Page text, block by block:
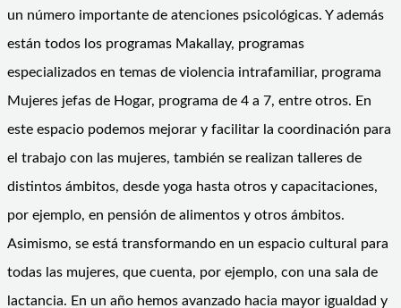
un número importante de atenciones psicológicas. Y además
están todos los programas Makallay, programas
especializados en temas de violencia intrafamiliar, programa
Mujeres jefas de Hogar, programa de 4 a 7, entre otros. En
este espacio podemos mejorar y facilitar la coordinación para
el trabajo con las mujeres, también se realizan talleres de
distintos ámbitos, desde yoga hasta otros y capacitaciones,
por ejemplo, en pensión de alimentos y otros ámbitos.
Asimismo, se está transformando en un espacio cultural para
todas las mujeres, que cuenta, por ejemplo, con una sala de
lactancia. En un año hemos avanzado hacia mayor igualdad y